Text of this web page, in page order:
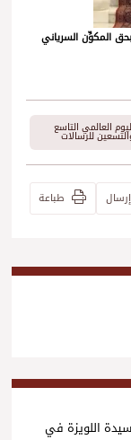
المكوِّن السرياني
العالمي التاسع
للرسالات
إرسال طباعة
اللويزة في